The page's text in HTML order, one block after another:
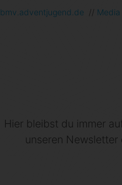
bmv.adventjugend.de // Media
Hier bleibst du immer
unseren